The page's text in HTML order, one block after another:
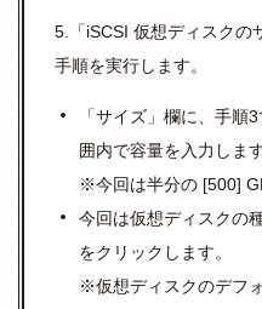
5.「iSCSI 仮想ディスクの
手順を実行します。
「サイズ」欄に、手順3
囲内で容量を入力します
※今回は半分の [500]
今回は仮想ディスクの
をクリックします。
※仮想ディスクのデフ